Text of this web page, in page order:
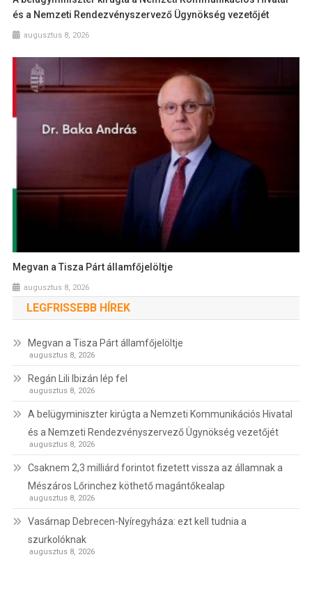
és a Nemzeti Rendezvényszervező Ügynökség vezetőjét
augusztus 8, 2026
Megvan a Tisza Párt államfőjelöltje
augusztus 8, 2026
LEGFRISSEBB HÍREK
Megvan a Tisza Párt államfőjelöltje
augusztus 8, 2026
Regán Lili Ibizán lép fel
augusztus 8, 2026
A belügyminiszter kirúgta a Nemzeti Kommunikációs Hivatal
és a Nemzeti Rendezvényszervező Ügynökség vezetőjét
augusztus 8, 2026
Csaknem 2,3 milliárd forintot fizetett vissza az államnak a
Mészáros Lőrinchez köthető magántőkealap
augusztus 8, 2026
Vasárnap Debrecen-Nyíregyháza: ezt kell tudnia a
szurkolóknak
augusztus 8, 2026